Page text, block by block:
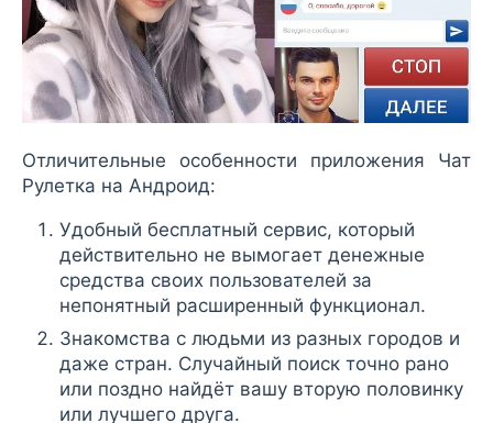
Отличительные особенности приложения Чат
Рулетка на Андроид:
Удобный бесплатный сервис, который
действительно не вымогает денежные
средства своих пользователей за
непонятный расширенный функционал.
Знакомства с людьми из разных городов и
даже стран. Случайный поиск точно рано
или поздно найдёт вашу вторую половинку
или лучшего друга.